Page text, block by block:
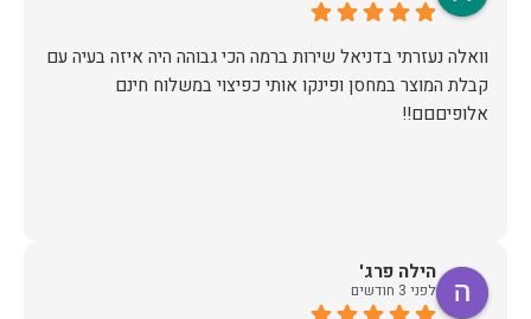
וואלה נעזרתי בדניאל שירות ברמה הכי גבוהה היה איזה בעיה עם
קבלת המוצר במחסן ופינקו אותי כפיצוי במשלוח חינם
אלופיםםם!!
הילה פרג'
לפני 3 חודשים